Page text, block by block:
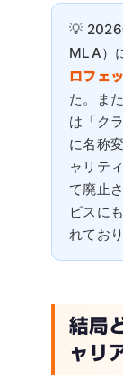
2026
MLA）
ロフェ
た。ま
は「ク
に名称
ャリテ
て廃止
ビスに
れてお
結局
ャリ